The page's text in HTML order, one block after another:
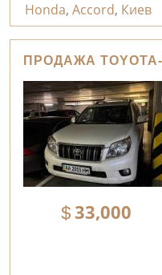
Honda, Accord, Киев
33,000